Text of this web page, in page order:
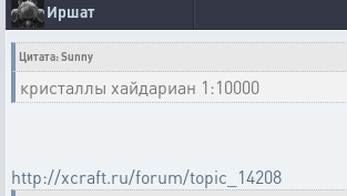
Иршат
Цитата: Sunny
кристаллы хайдариан 1:10000
http://xcraft.ru/forum/topic_14208